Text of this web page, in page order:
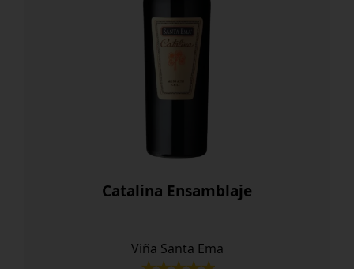
Catalina Ensamblaje
Viña Santa Ema